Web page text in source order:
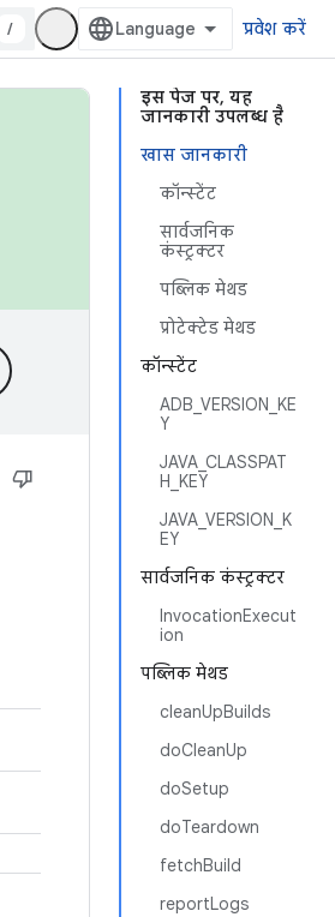
/ प्रवेश करें
इस पेज पर, यह
जानकारी उपलब्ध है
खास जानकारी
कॉन्स्टेंट
सार्वजनिक
कंस्ट्रक्टर
पब्लिक मेथड
प्रोटेक्टेड मेथड
कॉन्स्टेंट
ADB_VERSION_KE
Y
JAVA_CLASSPAT
H_KEY
JAVA_VERSION_K
EY
सार्वजनिक कंस्ट्रक्टर
InvocationExecut
ion
पब्लिक मेथड
cleanUpBuilds
doCleanUp
doSetup
doTeardown
fetchBuild
reportLogs